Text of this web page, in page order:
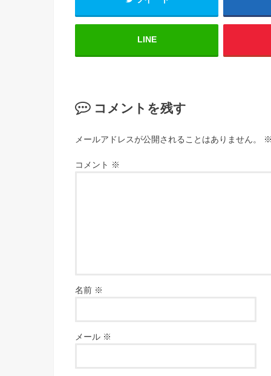
LINE
コメントを残す
メールアドレスが公開されることはありません。
コメント ※
名前 ※
メール ※